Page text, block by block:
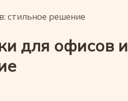
стильное решение
для офисов и